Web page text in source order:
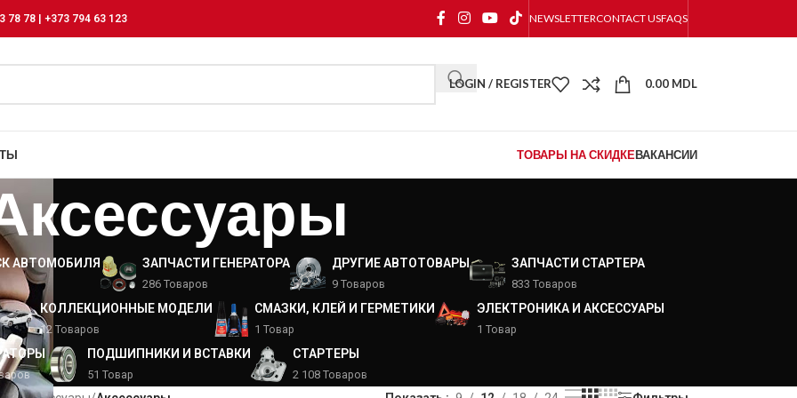
78 78 | +373 794 63 123 NEWSLETTERCONTACT USFAQS
LOGIN / REGISTER 0.00 MDL
ТОВАРЫ НА СКИДКЕВАКАНСИИ
АВТОМОБИЛЯ ЗАПЧАСТИ ГЕНЕРАТОРА
286 Товаров
ДРУГИЕ АВТОТОВАРЫ
9 Товаров
ЗАПЧАСТИ СТАРТЕРА
833 Товаров
КОЛЛЕКЦИОННЫЕ МОДЕЛИ
12 Товаров
СМАЗКИ, КЛЕЙ И ГЕРМЕТИКИ
1 Товар
ЭЛЕКТРОНИКА И АКСЕССУАРЫ
1 Товар
ПОДШИПНИКИ И ВСТАВКИ
51 Товар
СТАРТЕРЫ
2 108 Товаров